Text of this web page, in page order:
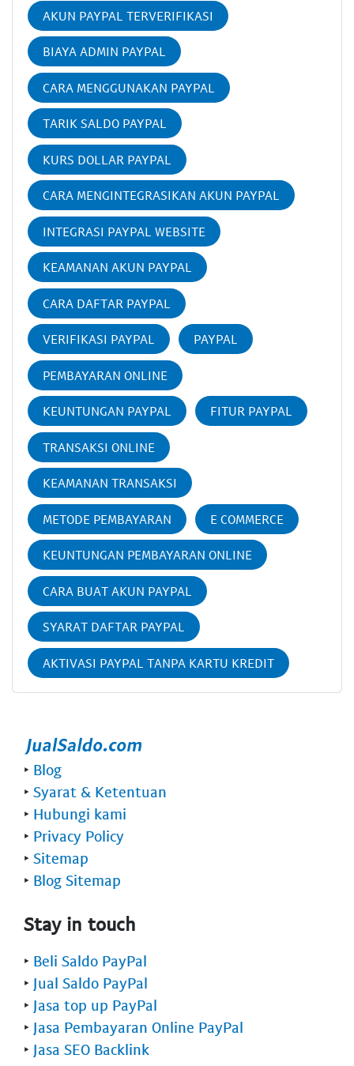
AKUN PAYPAL TERVERIFIKASI
BIAYA ADMIN PAYPAL
CARA MENGGUNAKAN PAYPAL
TARIK SALDO PAYPAL
KURS DOLLAR PAYPAL
CARA MENGINTEGRASIKAN AKUN PAYPAL
INTEGRASI PAYPAL WEBSITE
KEAMANAN AKUN PAYPAL
CARA DAFTAR PAYPAL
VERIFIKASI PAYPAL PAYPAL
PEMBAYARAN ONLINE
KEUNTUNGAN PAYPAL FITUR PAYPAL
TRANSAKSI ONLINE
KEAMANAN TRANSAKSI
METODE PEMBAYARAN E COMMERCE
KEUNTUNGAN PEMBAYARAN ONLINE
CARA BUAT AKUN PAYPAL
SYARAT DAFTAR PAYPAL
AKTIVASI PAYPAL TANPA KARTU KREDIT
‣ Blog
‣ Syarat & Ketentuan
‣ Hubungi kami
‣ Privacy Policy
‣ Sitemap
‣ Blog Sitemap
Stay in touch
‣ Beli Saldo PayPal
‣ Jual Saldo PayPal
‣ Jasa top up PayPal
‣ Jasa Pembayaran Online PayPal
‣ Jasa SEO Backlink